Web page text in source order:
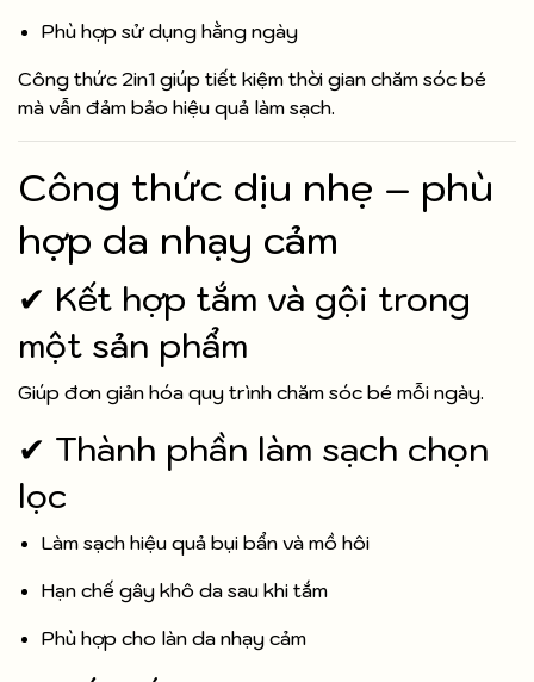
Phù hợp sử dụng hằng ngày
Công thức 2in1 giúp tiết kiệm thời gian chăm sóc bé
mà vẫn đảm bảo hiệu quả làm sạch.
Công thức dịu nhẹ – phù
hợp da nhạy cảm
✔ Kết hợp tắm và gội trong
một sản phẩm
Giúp đơn giản hóa quy trình chăm sóc bé mỗi ngày.
✔ Thành phần làm sạch chọn
lọc
Làm sạch hiệu quả bụi bẩn và mồ hôi
Hạn chế gây khô da sau khi tắm
Phù hợp cho làn da nhạy cảm